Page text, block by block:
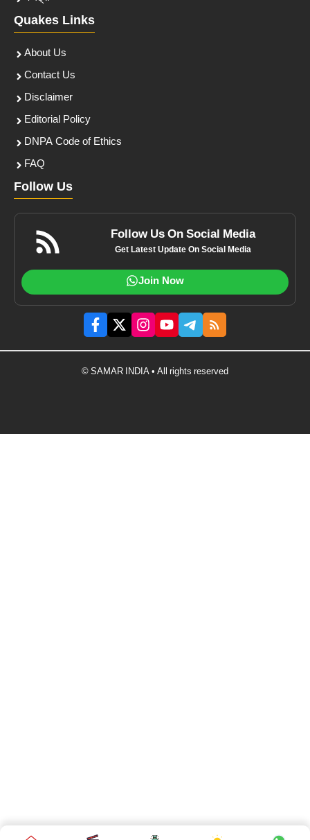
Quakes Links
About Us
Contact Us
Disclaimer
Editorial Policy
DNPA Code of Ethics
FAQ
Follow Us
Follow Us On Social Media
Get Latest Update On Social Media
Join Now
© SAMAR INDIA • All rights reserved